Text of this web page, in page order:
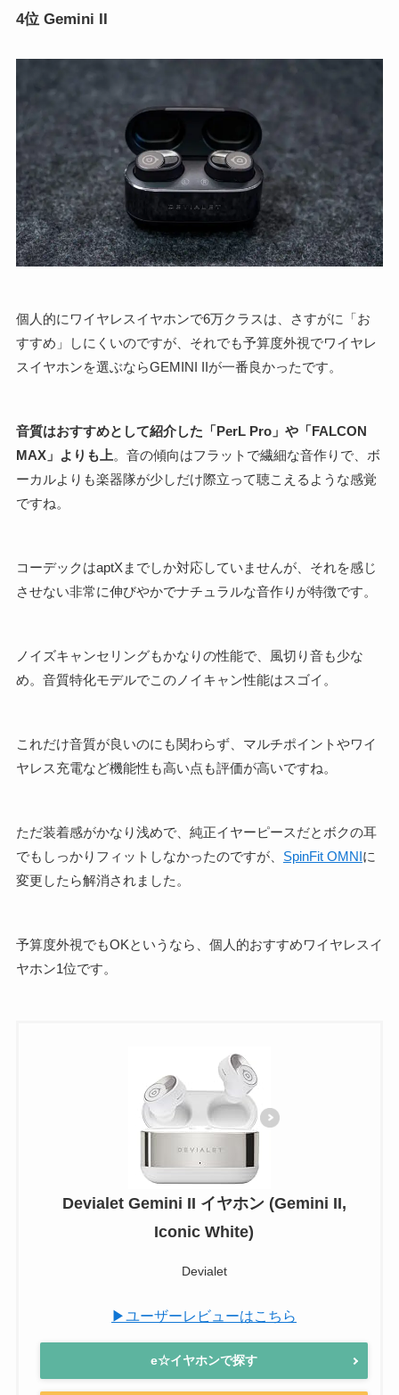
4位 Gemini II
個人的にワイヤレスイヤホンで6万クラスは、さすがに「お
すすめ」しにくいのですが、それでも予算度外視でワイヤレ
スイヤホンを選ぶならGEMINI IIが一番良かったです。
音質はおすすめとして紹介した「PerL Pro」や「FALCON
MAX」よりも上。音の傾向はフラットで繊細な音作りで、ボ
ーカルよりも楽器隊が少しだけ際立って聴こえるような感覚
ですね。
コーデックはaptXまでしか対応していませんが、それを感じ
させない非常に伸びやかでナチュラルな音作りが特徴です。
ノイズキャンセリングもかなりの性能で、風切り音も少な
め。音質特化モデルでこのノイキャン性能はスゴイ。
これだけ音質が良いのにも関わらず、マルチポイントやワイ
ヤレス充電など機能性も高い点も評価が高いですね。
ただ装着感がかなり浅めで、純正イヤーピースだとボクの耳
でもしっかりフィットしなかったのですが、 SpinFit OMNIに
変更したら解消されました。
予算度外視でもOKというなら、個人的おすすめワイヤレスイ
ヤホン1位です。
Devialet Gemini II イヤホン (Gemini II,
Iconic White)
Devialet
▶ユーザーレビューはこちら
e☆イヤホンで探す